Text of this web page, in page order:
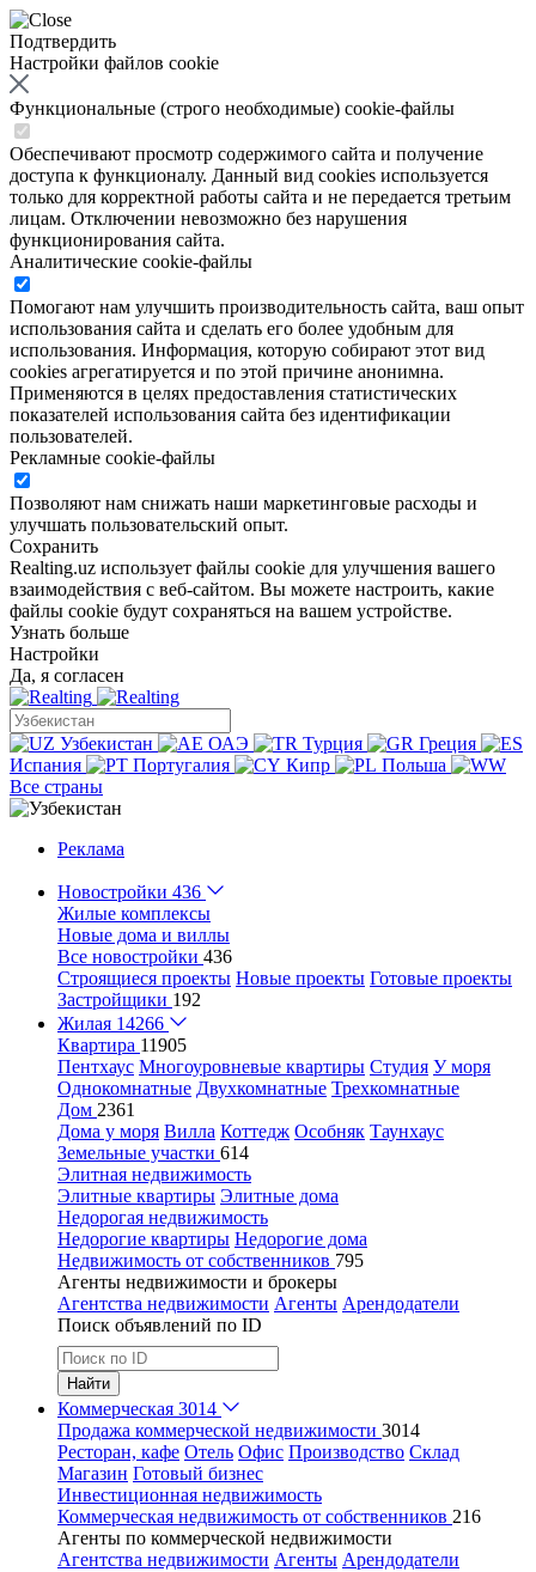
Подтвердить
Настройки файлов cookie
Функциональные (строго необходимые) cookie-файлы
Обеспечивают просмотр содержимого сайта и получение
доступа к функционалу. Данный вид cookies используется
только для корректной работы сайта и не передается третьим
лицам. Отключении невозможно без нарушения
функционирования сайта.
Аналитические cookie-файлы
Помогают нам улучшить производительность сайта, ваш опыт
использования сайта и сделать его более удобным для
использования. Информация, которую собирают этот вид
cookies агрегатируется и по этой причине анонимна.
Применяются в целях предоставления статистических
показателей использования сайта без идентификации
пользователей.
Рекламные cookie-файлы
Позволяют нам снижать наши маркетинговые расходы и
улучшать пользовательский опыт.
Сохранить
Realting.uz использует файлы cookie для улучшения вашего
взаимодействия с веб-сайтом. Вы можете настроить, какие
файлы cookie будут сохраняться на вашем устройстве.
Узнать больше
Настройки
Да, я согласен
Узбекистан ОАЭ Турция
Греция
Испания
Португалия Кипр
Польша
Все страны
Реклама
Новостройки 436
Жилые комплексы
Новые дома и виллы
Все новостройки 436
Строящиеся проекты Новые проекты Готовые проекты
Застройщики 192
Жилая 14266
Квартира 11905
Пентхаус Многоуровневые квартиры Студия У моря
Однокомнатные Двухкомнатные Трехкомнатные
Дом 2361
Дома у моря Вилла Коттедж Особняк Таунхаус
Земельные участки 614
Элитная недвижимость
Элитные квартиры Элитные дома
Недорогая недвижимость
Недорогие квартиры Недорогие дома
Недвижимость от собственников 795
Агенты недвижимости и брокеры
Агентства недвижимости Агенты Арендодатели
Поиск объявлений по ID
Найти
Коммерческая 3014
Продажа коммерческой недвижимости 3014
Ресторан, кафе Отель Офис Производство Склад
Магазин Готовый бизнес
Инвестиционная недвижимость
Коммерческая недвижимость от собственников 216
Агенты по коммерческой недвижимости
Агентства недвижимости Агенты Арендодатели